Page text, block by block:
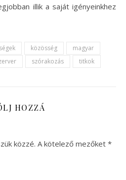
illik a saját igényeinkhez
közösség
magyar
szórakozás titkok
HOZZÁ
közzé. A kötelező mezőket *